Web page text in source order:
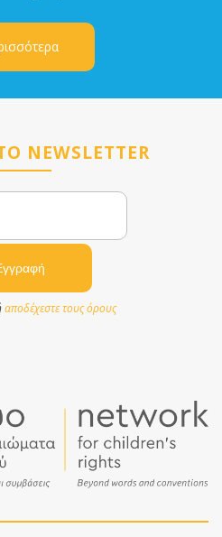
NEWSLETTER
αποδέχεστε τους όρους